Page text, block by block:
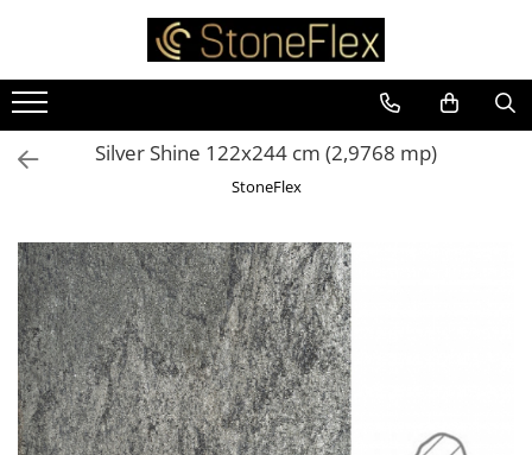
Silver Shine 122x244 cm (2,9768 mp)
StoneFlex